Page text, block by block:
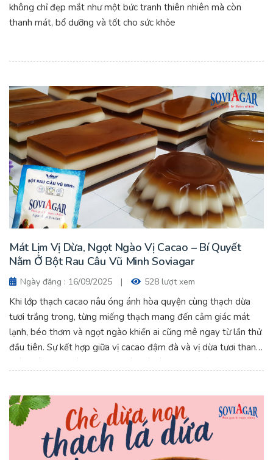
không chỉ đẹp mắt như một bức tranh thiên nhiên mà còn
thanh mát, bổ dưỡng và tốt cho sức khỏe
Mát Lịm Vị Dừa, Ngọt Ngào Vị Cacao – Bí Quyết
Nằm Ở Bột Rau Câu Vũ Minh Soviagar
Ngày đăng : 16/09/2025 | 528 lượt xem
Khi lớp thạch cacao nâu óng ánh hòa quyện cùng thạch dừa
tươi trắng trong, từng miếng thạch mang đến cảm giác mát
lạnh, béo thơm và ngọt ngào khiến ai cũng mê ngay từ lần thử
đầu tiên. Sự kết hợp giữa vị cacao đậm đà và vị dừa tươi thanh
mát không chỉ đánh thức vị giác mà còn mang đến trải nghiệm